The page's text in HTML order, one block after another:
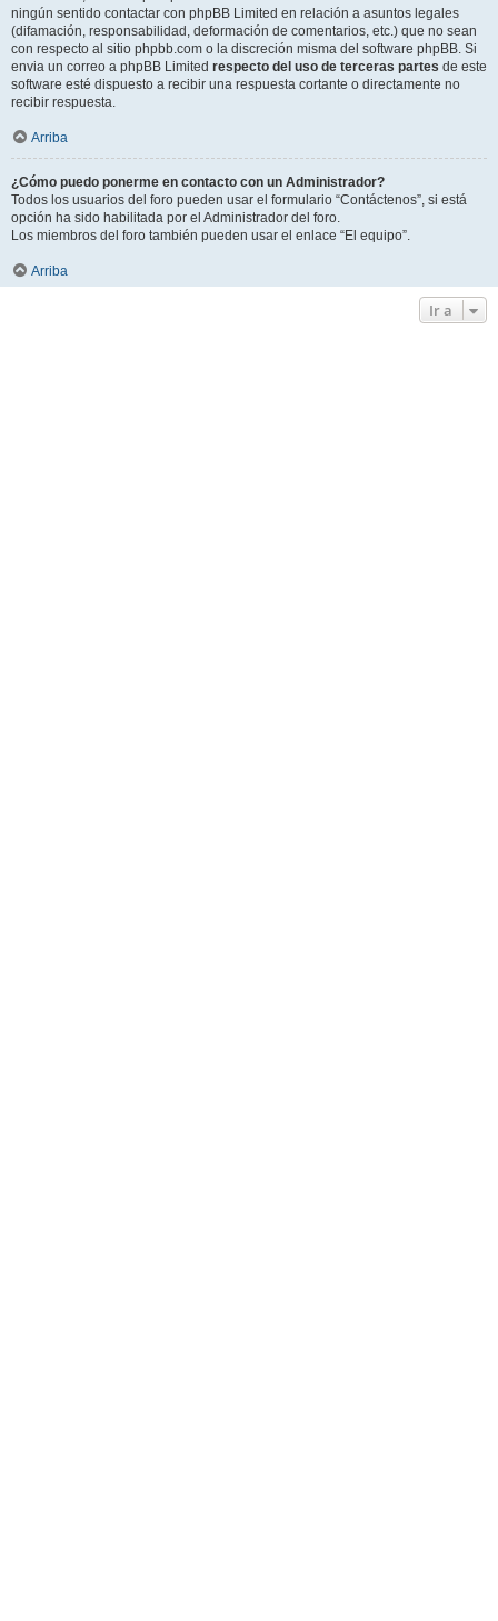
ningún sentido contactar con phpBB Limited en relación a asuntos legales
(difamación, responsabilidad, deformación de comentarios, etc.) que no sean
con respecto al sitio phpbb.com o la discreción misma del software phpBB. Si
envia un correo a phpBB Limited respecto del uso de terceras partes de este
software esté dispuesto a recibir una respuesta cortante o directamente no
recibir respuesta.
Arriba
¿Cómo puedo ponerme en contacto con un Administrador?
Todos los usuarios del foro pueden usar el formulario “Contáctenos”, si está
opción ha sido habilitada por el Administrador del foro.
Los miembros del foro también pueden usar el enlace “El equipo”.
Arriba
Ir a